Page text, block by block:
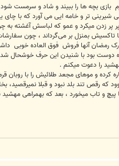
بازی بچه ها را ببیند و شاد و سرمست
تر و خامه ایی می آورد که با چای
پر زدن میکرد و عمو که لباسش آغشته به
با تاکسیش بمنزل بر می‌گرداند ، چون
رمضان آنها فروش فوق العاده خوبی
دوست بود با شنیدن این حرف خوشحال شد
را دعوت میکنم .
و موهای مجعد طلائیش را با روبان
که رقص تند بلد نبود و قبلا نمیرقصید،
و تاب میخورد ، بعد که بهمراهی مهشید